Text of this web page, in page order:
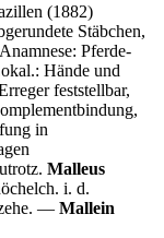
(1882)
Stäbchen,
Pferde-
Hände und
feststellbar,
in
Malleus
i. d.
— Mallein